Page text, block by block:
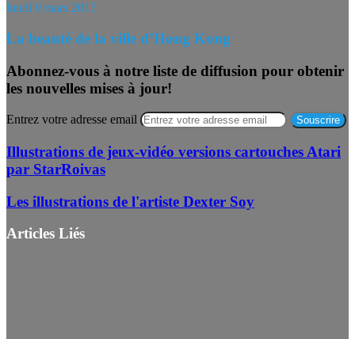
lundi 9 mars 2015
La beauté de la ville d’Hong Kong
Abonnez-vous à notre liste de diffusion pour obtenir
les nouvelles mises à jour!
Entrez votre adresse email
Illustrations de jeux-vidéo versions cartouches Atari
par StarRoivas
Les illustrations de l'artiste Dexter Soy
Articles Liés